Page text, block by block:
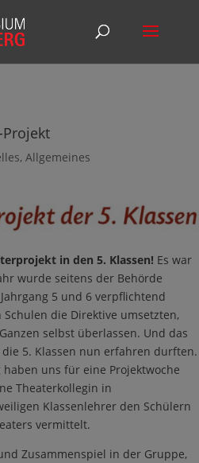
, Allgemeines
in den 5. Klassen! Es war
wurde seitens der Behörde
5 und 6 verpflichtend
die Direktive umsetzten,
selbst überlassen. Und das
5. Klassen nun erfahren durften.
uns für eine Projektwoche
Theaterkollegin in
Klassenlehrer den Schülern
vermittelt.
Zusammenspiel in der Gruppe,